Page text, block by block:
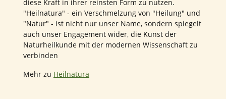
diese Kraft in ihrer reinsten Form zu nutzen.
"Heilnatura" - ein Verschmelzung von "Heilung" und
"Natur" - ist nicht nur unser Name, sondern spiegelt
auch unser Engagement wider, die Kunst der
Naturheilkunde mit der modernen Wissenschaft zu
verbinden
Mehr zu Heilnatura